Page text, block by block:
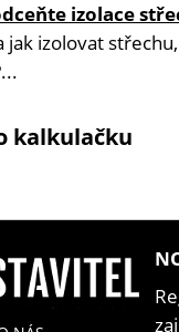
izolace
jak izolovat
kalkulačku